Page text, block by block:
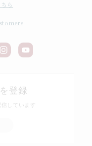
ちら
登録
しています